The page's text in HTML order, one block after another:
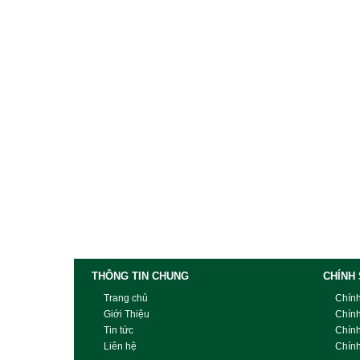
THÔNG TIN CHUNG
Trang chủ
Giới Thiệu
Tin tức
Liên hệ
CHÍNH